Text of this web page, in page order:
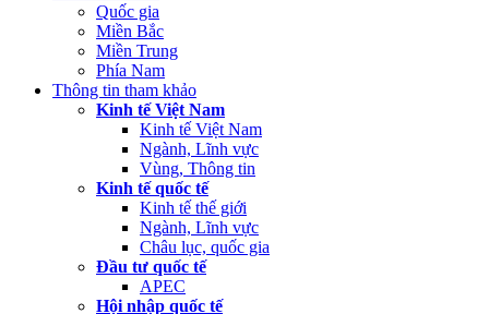
Quốc gia
Miền Bắc
Miền Trung
Phía Nam
Thông tin tham khảo
Kinh tế Việt Nam
Kinh tế Việt Nam
Ngành, Lĩnh vực
Vùng, Thông tin
Kinh tế quốc tế
Kinh tế thế giới
Ngành, Lĩnh vực
Châu lục, quốc gia
Đầu tư quốc tế
APEC
Hội nhập quốc tế